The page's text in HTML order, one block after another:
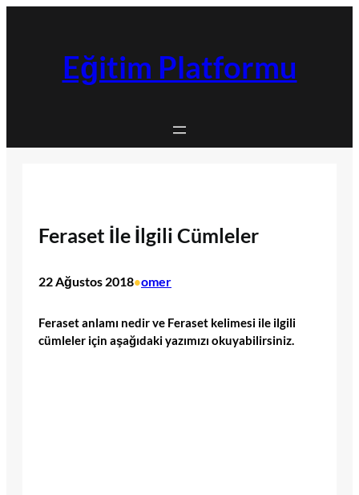
Eğitim Platformu
Feraset İle İlgili Cümleler
22 Ağustos 2018•omer
Feraset anlamı nedir ve Feraset kelimesi ile ilgili
cümleler için aşağıdaki yazımızı okuyabilirsiniz.